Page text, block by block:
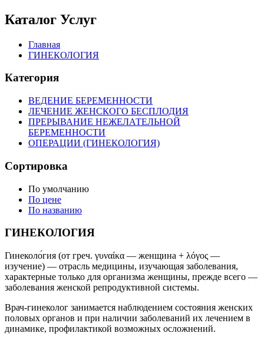
Каталог Услуг
Главная
ГИНЕКОЛОГИЯ
Категория
ВЕДЕНИЕ БЕРЕМЕННОСТИ
ЛЕЧЕНИЕ ЖЕНСКОГО БЕСПЛОДИЯ
ПРЕРЫВАНИЕ НЕЖЕЛАТЕЛЬНОЙ
БЕРЕМЕННОСТИ
ОПЕРАЦИИ (ГИНЕКОЛОГИЯ)
Сортировка
По умолчанию
По цене
По названию
ГИНЕКОЛОГИЯ
Гинеколо́гия (от греч. γυναίκα — женщина + λόγος —
изучение) — отрасль медицины, изучающая заболевания,
характерные только для организма женщины, прежде всего —
заболевания женской репродуктивной системы.
Врач-гинеколог занимается наблюдением состояния женских
половых органов и при наличии заболеваний их лечением в
динамике, профилактикой возможных осложнений.